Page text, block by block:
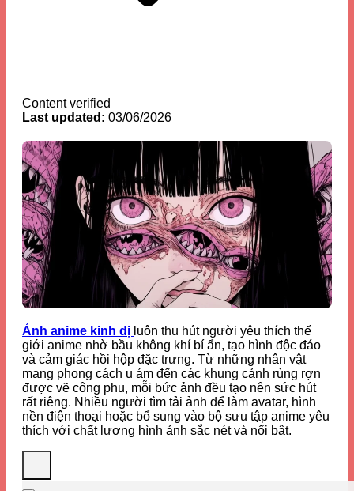
Content verified
Last updated: 03/06/2026
Ảnh anime kinh dị luôn thu hút người yêu thích thế
giới anime nhờ bầu không khí bí ẩn, tạo hình độc đáo
và cảm giác hồi hộp đặc trưng. Từ những nhân vật
mang phong cách u ám đến các khung cảnh rùng rợn
được vẽ công phu, mỗi bức ảnh đều tạo nên sức hút
rất riêng. Nhiều người tìm tải ảnh để làm avatar, hình
nền điện thoại hoặc bổ sung vào bộ sưu tập anime yêu
thích với chất lượng hình ảnh sắc nét và nổi bật.